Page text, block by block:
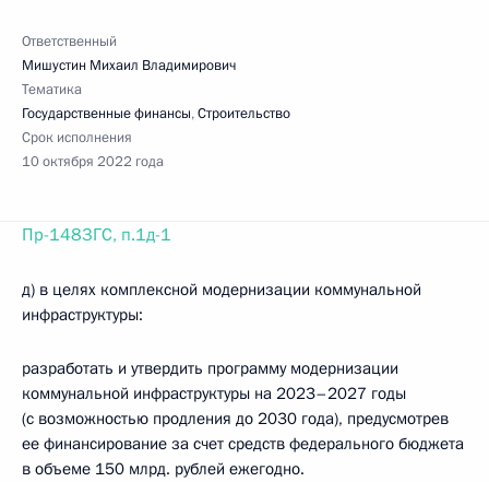
Ответственный
Мишустин Михаил Владимирович
Тематика
Государственные финансы,Строительство
Срок исполнения
10 октября 2022 года
Пр-1483ГС, п.1д-1
д) в целях комплексной модернизации коммунальной
инфраструктуры:
разработать и утвердить программу модернизации
коммунальной инфраструктуры на 2023–2027 годы
(с возможностью продления до 2030 года), предусмотрев
ее финансирование за счет средств федерального бюджета
в объеме 150 млрд. рублей ежегодно.